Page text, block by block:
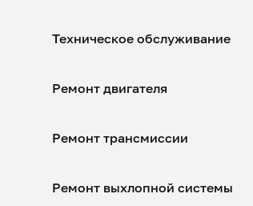
Техническое обслуживание
Ремонт двигателя
Ремонт трансмиссии
Ремонт выхлопной системы